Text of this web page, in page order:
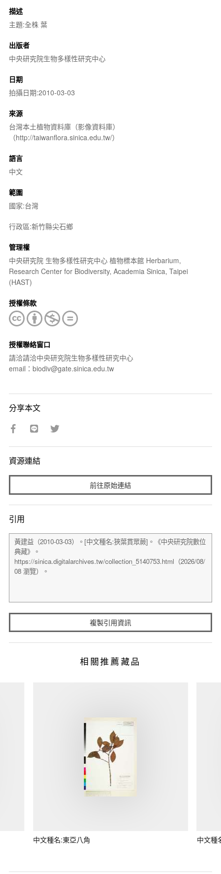
描述
主題:全株 葉
出版者
中央研究院生物多樣性研究中心
日期
拍攝日期:2010-03-03
來源
台灣本土植物資料庫（影像資料庫）
（http://taiwanflora.sinica.edu.tw/）
語言
中文
範圍
國家:台灣
行政區:新竹縣尖石鄉
管理權
中央研究院 生物多樣性研究中心 植物標本館 Herbarium,
Research Center for Biodiversity, Academia Sinica, Taipei
(HAST)
授權條款
授權聯絡窗口
請洽請洽中央研究院生物多樣性研究中心
email：biodiv@gate.sinica.edu.tw
分享本文
資源連結
前往原始連結
引用
複製引用資訊
相關推薦藏品
中文種名:東亞八角 中文種